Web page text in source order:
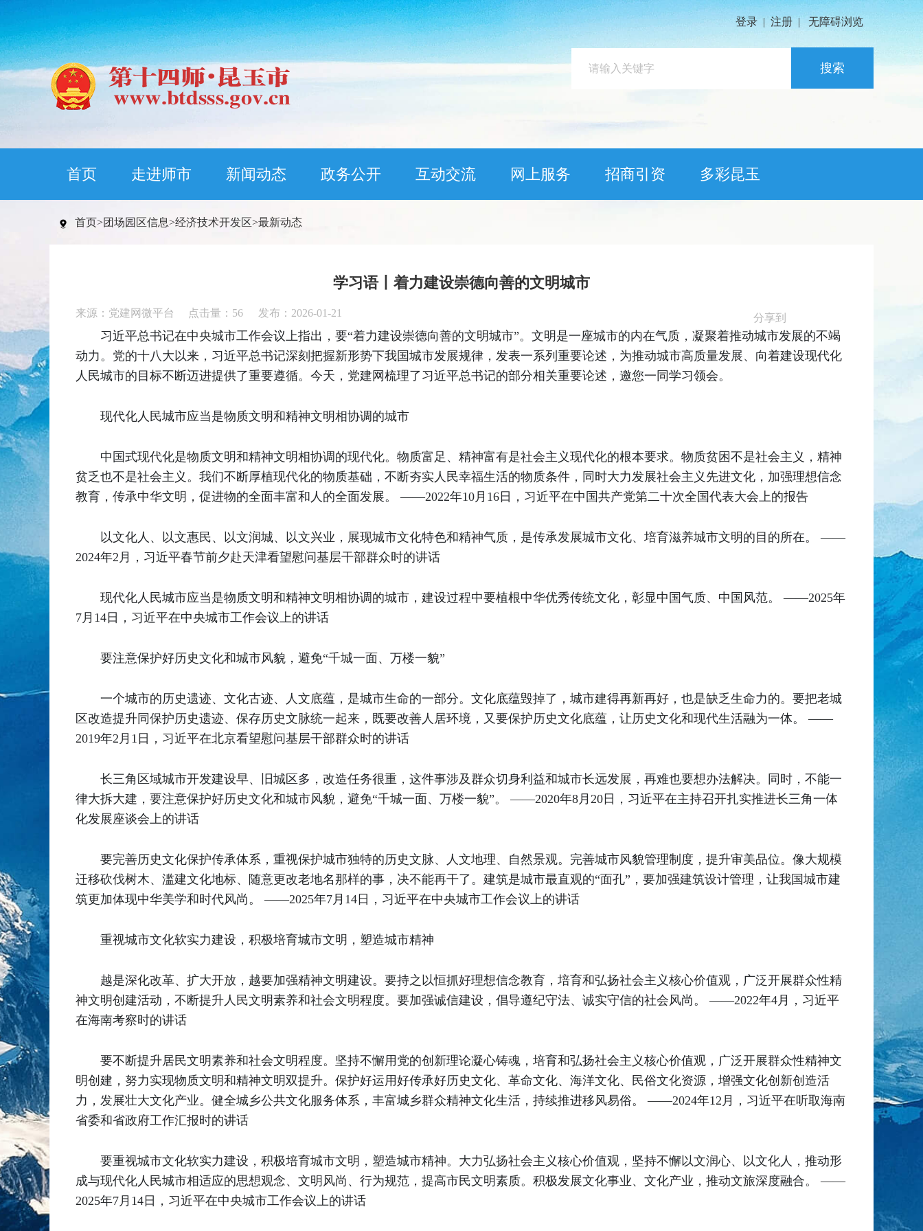
登录 | 注册 | 无障碍浏览
搜索
首页 走进师市 新闻动态 政务公开 互动交流 网上服务 招商引资 多彩昆玉
首页>团场园区信息>经济技术开发区>最新动态
学习语丨着力建设崇德向善的文明城市
来源：党建网微平台 点击量： 56 发布：2026-01-21 分享到
习近平总书记在中央城市工作会议上指出，要“着力建设崇德向善的文明城市”。文明是一座城市的内在气质，凝聚着推动城市发展的不竭
动力。党的十八大以来，习近平总书记深刻把握新形势下我国城市发展规律，发表一系列重要论述，为推动城市高质量发展、向着建设现代化
人民城市的目标不断迈进提供了重要遵循。今天，党建网梳理了习近平总书记的部分相关重要论述，邀您一同学习领会。
现代化人民城市应当是物质文明和精神文明相协调的城市
中国式现代化是物质文明和精神文明相协调的现代化。物质富足、精神富有是社会主义现代化的根本要求。物质贫困不是社会主义，精神
贫乏也不是社会主义。我们不断厚植现代化的物质基础，不断夯实人民幸福生活的物质条件，同时大力发展社会主义先进文化，加强理想信念
教育，传承中华文明，促进物的全面丰富和人的全面发展。 ——2022年10月16日，习近平在中国共产党第二十次全国代表大会上的报告
以文化人、以文惠民、以文润城、以文兴业，展现城市文化特色和精神气质，是传承发展城市文化、培育滋养城市文明的目的所在。 ——
2024年2月，习近平春节前夕赴天津看望慰问基层干部群众时的讲话
现代化人民城市应当是物质文明和精神文明相协调的城市，建设过程中要植根中华优秀传统文化，彰显中国气质、中国风范。 ——2025年
7月14日，习近平在中央城市工作会议上的讲话
要注意保护好历史文化和城市风貌，避免“千城一面、万楼一貌”
一个城市的历史遗迹、文化古迹、人文底蕴，是城市生命的一部分。文化底蕴毁掉了，城市建得再新再好，也是缺乏生命力的。要把老城
区改造提升同保护历史遗迹、保存历史文脉统一起来，既要改善人居环境，又要保护历史文化底蕴，让历史文化和现代生活融为一体。 ——
2019年2月1日，习近平在北京看望慰问基层干部群众时的讲话
长三角区域城市开发建设早、旧城区多，改造任务很重，这件事涉及群众切身利益和城市长远发展，再难也要想办法解决。同时，不能一
律大拆大建，要注意保护好历史文化和城市风貌，避免“千城一面、万楼一貌”。 ——2020年8月20日，习近平在主持召开扎实推进长三角一体
化发展座谈会上的讲话
要完善历史文化保护传承体系，重视保护城市独特的历史文脉、人文地理、自然景观。完善城市风貌管理制度，提升审美品位。像大规模
迁移砍伐树木、滥建文化地标、随意更改老地名那样的事，决不能再干了。建筑是城市最直观的“面孔”，要加强建筑设计管理，让我国城市建
筑更加体现中华美学和时代风尚。 ——2025年7月14日，习近平在中央城市工作会议上的讲话
重视城市文化软实力建设，积极培育城市文明，塑造城市精神
越是深化改革、扩大开放，越要加强精神文明建设。要持之以恒抓好理想信念教育，培育和弘扬社会主义核心价值观，广泛开展群众性精
神文明创建活动，不断提升人民文明素养和社会文明程度。要加强诚信建设，倡导遵纪守法、诚实守信的社会风尚。 ——2022年4月，习近平
在海南考察时的讲话
要不断提升居民文明素养和社会文明程度。坚持不懈用党的创新理论凝心铸魂，培育和弘扬社会主义核心价值观，广泛开展群众性精神文
明创建，努力实现物质文明和精神文明双提升。保护好运用好传承好历史文化、革命文化、海洋文化、民俗文化资源，增强文化创新创造活
力，发展壮大文化产业。健全城乡公共文化服务体系，丰富城乡群众精神文化生活，持续推进移风易俗。 ——2024年12月，习近平在听取海南
省委和省政府工作汇报时的讲话
要重视城市文化软实力建设，积极培育城市文明，塑造城市精神。大力弘扬社会主义核心价值观，坚持不懈以文润心、以文化人，推动形
成与现代化人民城市相适应的思想观念、文明风尚、行为规范，提高市民文明素质。积极发展文化事业、文化产业，推动文旅深度融合。 ——
2025年7月14日，习近平在中央城市工作会议上的讲话